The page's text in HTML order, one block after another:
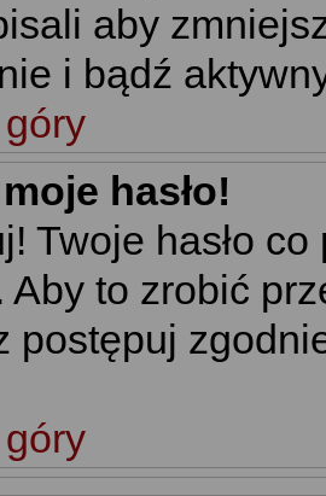
aby
i bądź
hasło!
Twoje hasło
Aby to zrobić
postępuj